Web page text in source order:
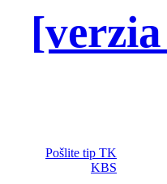
Pošlite tip TK
KBS